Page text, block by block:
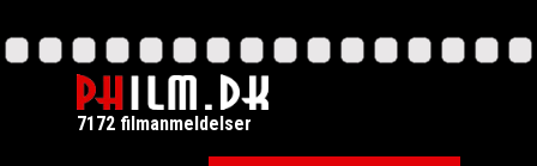
7172 filmanmeldelser